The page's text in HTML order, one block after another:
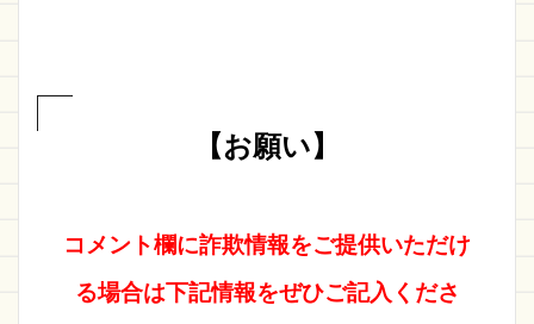
【お願い】
コメント欄に詐欺情報をご提供いただけ
る場合は下記情報をぜひご記入くださ